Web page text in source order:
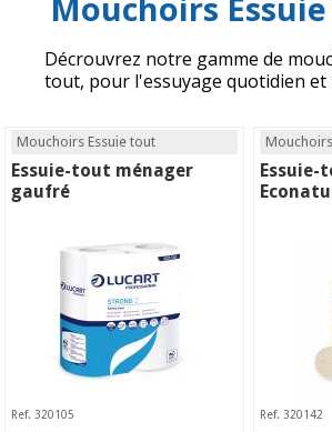
Mouchoirs
Décrouvrez notre gamme de
tout, pour l'essuyage quotidien et
Mouchoirs Essuie tout
Essuie-tout ménager
gaufré
Ref. 320105 Ref. 320142